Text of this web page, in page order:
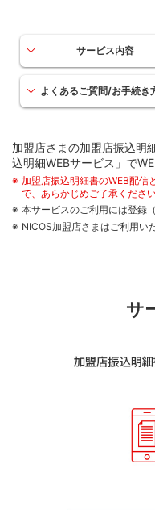
サービス内容
よくあるご質問/お手続き
加盟店さまの加盟店振込明
込明細WEBサービス」で
加盟店振込明細書のWEB配信
で、あらかじめご了承ください
本サービスのご利用には登録
NICOS加盟店さまはご利用い
サ